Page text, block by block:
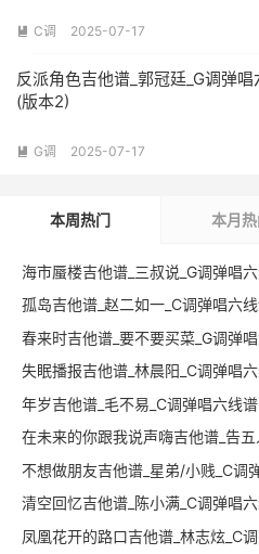
 C调 2025-07-17
反派角色吉他谱_郭冠廷_G调弹唱
(版本2)
 G调 2025-07-17
本周热门 本月
海市蜃楼吉他谱_三叔说_G调弹唱
孤岛吉他谱_赵二如一_C调弹唱六
春来时吉他谱_要不要买菜_G调弹
失眠播报吉他谱_林晨阳_C调弹唱
年岁吉他谱_毛不易_C调弹唱六线谱
在未来的你跟我说声嗨吉他谱_告五人
不想做朋友吉他谱_星弟/小贱_C调
清空回忆吉他谱_陈小满_C调弹唱
凤凰花开的路口吉他谱_林志炫_C